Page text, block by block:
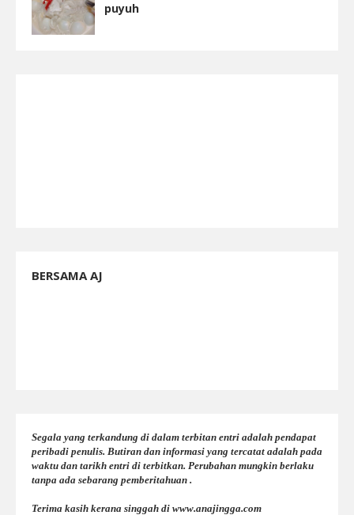
puyuh
BERSAMA AJ
Segala yang terkandung di dalam terbitan entri adalah pendapat
peribadi penulis. Butiran dan informasi yang tercatat adalah pada
waktu dan tarikh entri di terbitkan. Perubahan mungkin berlaku
tanpa ada sebarang pemberitahuan .
Terima kasih kerana singgah di www.anajingga.com